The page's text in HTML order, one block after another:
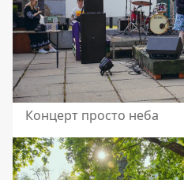
Концерт просто неба